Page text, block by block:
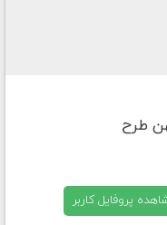
طرح
پروفایل کاربر